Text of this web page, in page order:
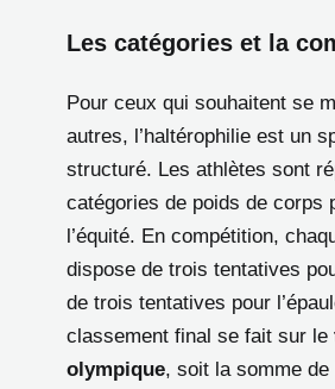
Les catégories et la
Pour ceux qui souhaitent se
autres, l’haltérophilie est un
structuré. Les athlètes sont
catégories de poids de corps
l’équité. En compétition,
dispose de trois tentatives
de trois tentatives pour
classement final se fait sur le
olympique, soit la somme